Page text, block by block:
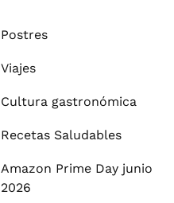
Postres
Viajes
Cultura gastronómica
Recetas Saludables
Amazon Prime Day junio
2026